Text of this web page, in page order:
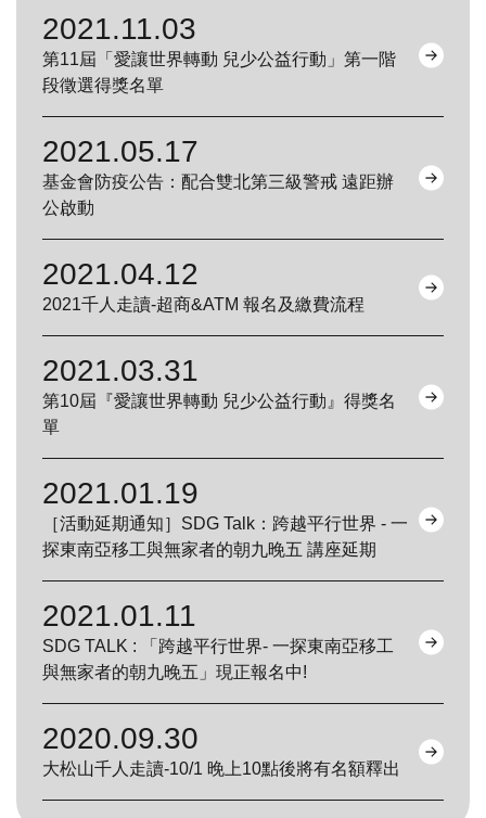
2021.11.03
第11屆「愛讓世界轉動 兒少公益行動」第一階
段徵選得獎名單
2021.05.17
基金會防疫公告：配合雙北第三級警戒 遠距辦
公啟動
2021.04.12
2021千人走讀-超商&ATM 報名及繳費流程
2021.03.31
第10屆『愛讓世界轉動 兒少公益行動』得獎名
單
2021.01.19
［活動延期通知］SDG Talk：跨越平行世界 - 一
探東南亞移工與無家者的朝九晚五 講座延期
2021.01.11
SDG TALK : 「跨越平行世界- 一探東南亞移工
與無家者的朝九晚五」現正報名中!
2020.09.30
大松山千人走讀-10/1 晚上10點後將有名額釋出